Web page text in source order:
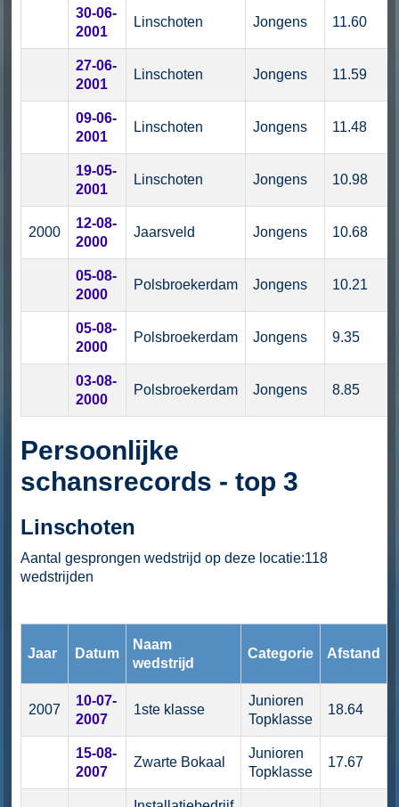
30-06-
2001
Linschoten Jongens 11.60
27-06-
2001
Linschoten Jongens 11.59
09-06-
2001
Linschoten Jongens 11.48
19-05-
2001
Linschoten Jongens 10.98
2000
12-08-
2000
Jaarsveld Jongens 10.68
05-08-
2000
Polsbroekerdam Jongens 10.21
05-08-
2000
Polsbroekerdam Jongens 9.35
03-08-
2000
Polsbroekerdam Jongens 8.85
Persoonlijke
schansrecords - top 3
Linschoten
Aantal gesprongen wedstrijd op deze locatie:118
wedstrijden
Jaar Datum
Naam
wedstrijd
Categorie Afstand
2007
10-07-
2007
1ste klasse
Junioren
Topklasse
18.64
15-08-
2007
Zwarte Bokaal
Junioren
Topklasse
17.67